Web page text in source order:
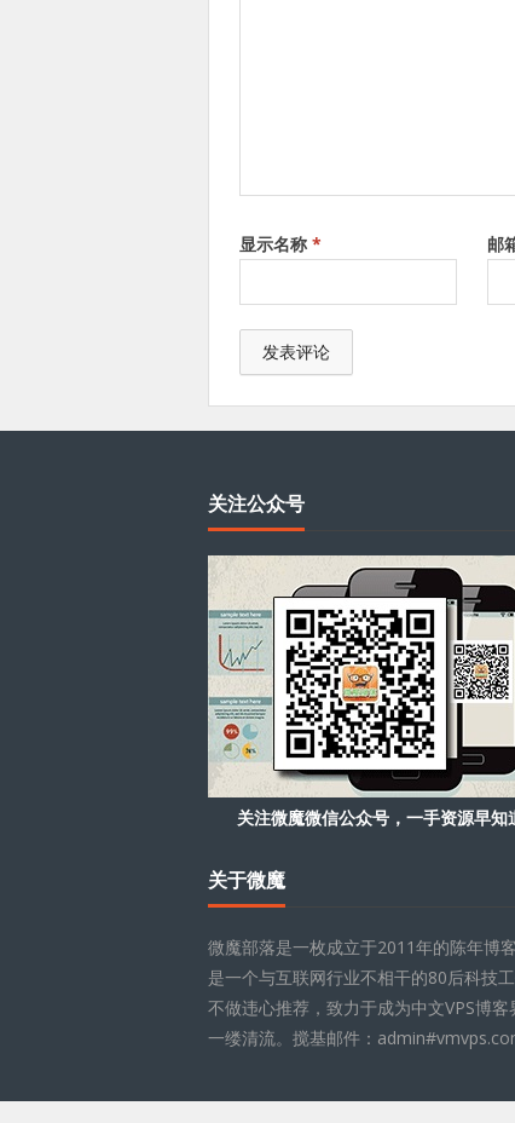
显示名称 * 邮
关注公众号
关注微魔微信公众号，一手资源早知
关于微魔
微魔部落是一枚成立于2011年的陈年博
是一个与互联网行业不相干的80后科技工
不做违心推荐，致力于成为中文VPS博客
一缕清流。搅基邮件：